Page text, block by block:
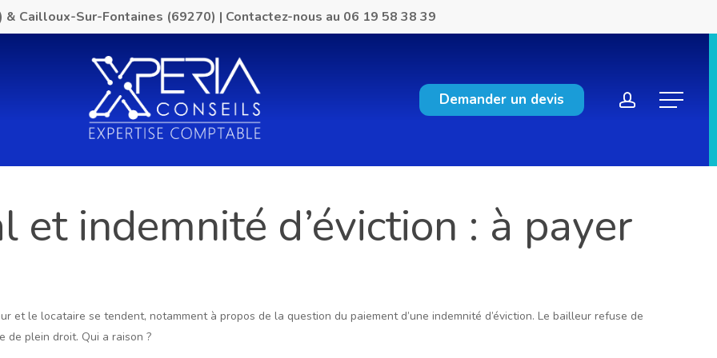
& Cailloux-Sur-Fontaines (69270) | Contactez-nous au 06 19 58 38 39
Demander un devis account
Menu
et indemnité d’éviction : à payer
et le locataire se tendent, notamment à propos de la question du paiement d’une indemnité d’éviction. Le bailleur refuse de
de plein droit. Qui a raison ?